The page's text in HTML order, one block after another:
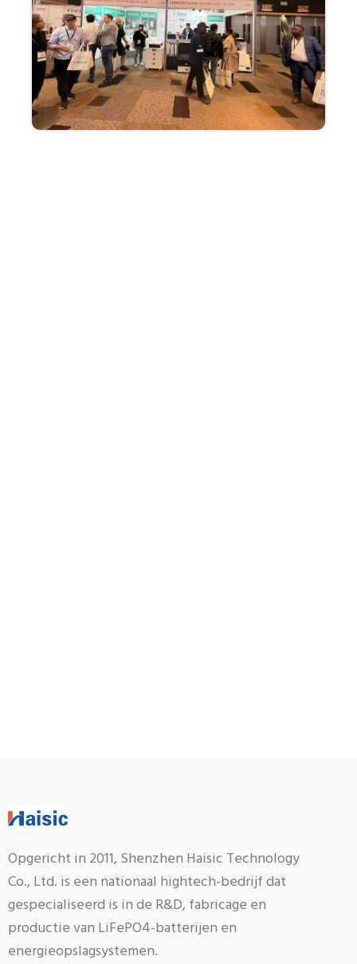
Opgericht in 2011, Shenzhen Haisic Technology
Co., Ltd. is een nationaal hightech-bedrijf dat
gespecialiseerd is in de R&D, fabricage en
productie van LiFePO4-batterijen en
energieopslagsystemen.